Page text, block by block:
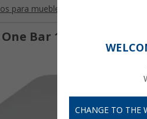
para muebles de camping
Bar 1-3 Light Grey
CHANGE TO THE